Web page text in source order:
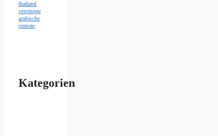
thailand
vereinigte
arabische
emirate
Kategorien